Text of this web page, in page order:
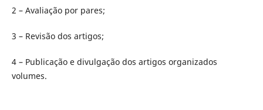
2 – Avaliação por pares;
3 – Revisão dos artigos;
4 – Publicação e divulgação dos artigos organizados
volumes.